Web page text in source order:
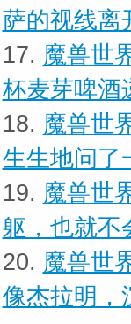
萨的视线离
17. 魔兽世
杯麦芽啤酒
18. 魔兽世
生生地问了
19. 魔兽世
躯，也就不
20. 魔兽世
像杰拉明，